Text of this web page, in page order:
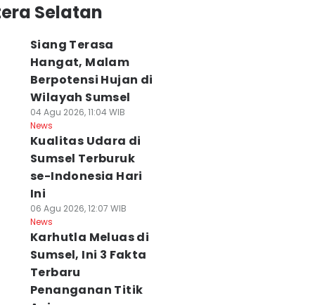
Selatan
Siang Terasa
Hangat, Malam
Berpotensi Hujan di
Wilayah Sumsel
04 Agu 2026, 11:04 WIB
News
Kualitas Udara di
Sumsel Terburuk
se-Indonesia Hari
Ini
06 Agu 2026, 12:07 WIB
News
Karhutla Meluas di
Sumsel, Ini 3 Fakta
Terbaru
Penanganan Titik